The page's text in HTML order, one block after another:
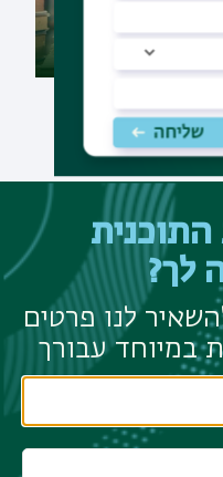
שני בתולדות ישראל במגמת
לך?
לנו פרטים
במיוחד עבורך